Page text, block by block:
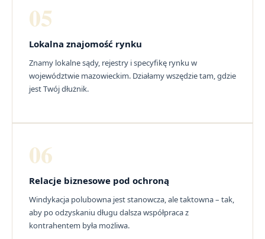
05
Lokalna znajomość rynku
Znamy lokalne sądy, rejestry i specyfikę rynku w
województwie mazowieckim. Działamy wszędzie tam, gdzie
jest Twój dłużnik.
06
Relacje biznesowe pod ochroną
Windykacja polubowna jest stanowcza, ale taktowna – tak,
aby po odzyskaniu długu dalsza współpraca z
kontrahentem była możliwa.